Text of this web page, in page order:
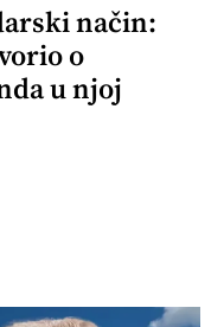
način:
o
u njoj